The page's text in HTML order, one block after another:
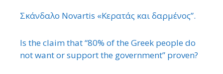
Σκάνδαλο Novartis «Κερατάς και δαρμένος”.
Is the claim that “80% of the Greek people do
not want or support the government” proven?